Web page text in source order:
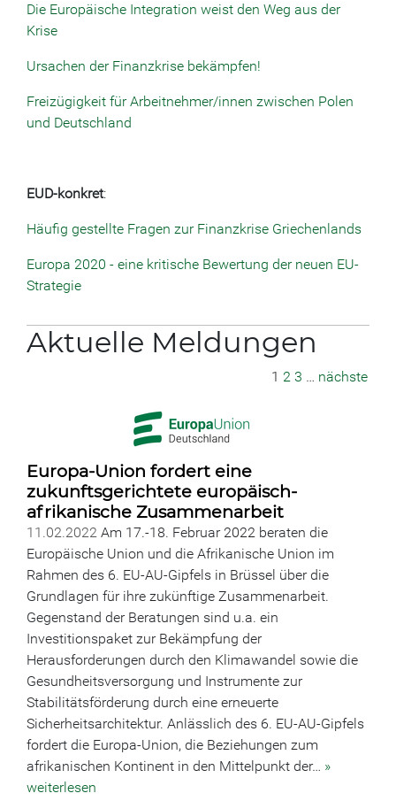
Die Europäische Integration weist den Weg aus der
Krise
Ursachen der Finanzkrise bekämpfen!
Freizügigkeit für Arbeitnehmer/innen zwischen Polen
und Deutschland
EUD-konkret:
Häufig gestellte Fragen zur Finanzkrise Griechenlands
Europa 2020 - eine kritische Bewertung der neuen EU-
Strategie
Aktuelle Meldungen
1 2 3 … nächste
Europa-Union fordert eine
zukunftsgerichtete europäisch-
afrikanische Zusammenarbeit
11.02.2022 Am 17.-18. Februar 2022 beraten die
Europäische Union und die Afrikanische Union im
Rahmen des 6. EU-AU-Gipfels in Brüssel über die
Grundlagen für ihre zukünftige Zusammenarbeit.
Gegenstand der Beratungen sind u.a. ein
Investitionspaket zur Bekämpfung der
Herausforderungen durch den Klimawandel sowie die
Gesundheitsversorgung und Instrumente zur
Stabilitätsförderung durch eine erneuerte
Sicherheitsarchitektur. Anlässlich des 6. EU-AU-Gipfels
fordert die Europa-Union, die Beziehungen zum
afrikanischen Kontinent in den Mittelpunkt der… »
weiterlesen